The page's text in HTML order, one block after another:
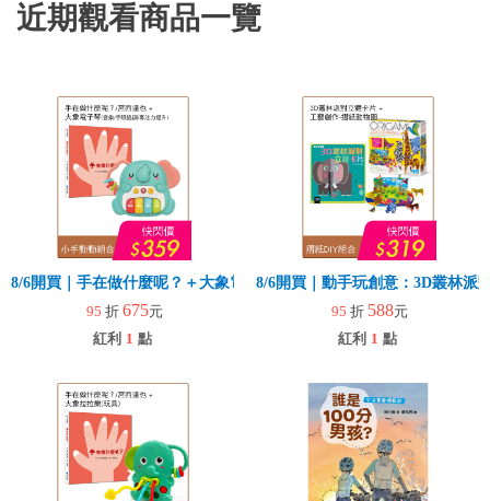
近期觀看商品一覽
8/6開買｜手在做什麼呢？＋大象電子琴
95 折 675元
紅利 1 點
8/6開買｜動手玩創意：3D叢林派
95 折 588元
紅利 1 點